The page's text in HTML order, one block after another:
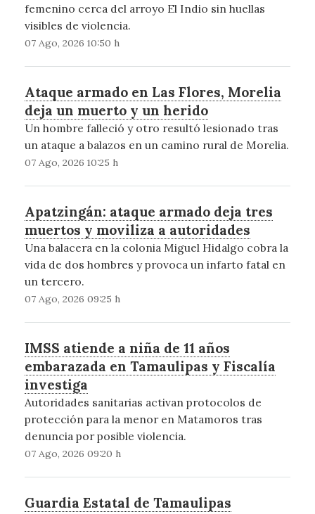
femenino cerca del arroyo El Indio sin huellas
visibles de violencia.
07 Ago, 2026 10:50 h
Ataque armado en Las Flores, Morelia
deja un muerto y un herido
Un hombre falleció y otro resultó lesionado tras
un ataque a balazos en un camino rural de Morelia.
07 Ago, 2026 10:25 h
Apatzingán: ataque armado deja tres
muertos y moviliza a autoridades
Una balacera en la colonia Miguel Hidalgo cobra la
vida de dos hombres y provoca un infarto fatal en
un tercero.
07 Ago, 2026 09:25 h
IMSS atiende a niña de 11 años
embarazada en Tamaulipas y Fiscalía
investiga
Autoridades sanitarias activan protocolos de
protección para la menor en Matamoros tras
denuncia por posible violencia.
07 Ago, 2026 09:20 h
Guardia Estatal de Tamaulipas